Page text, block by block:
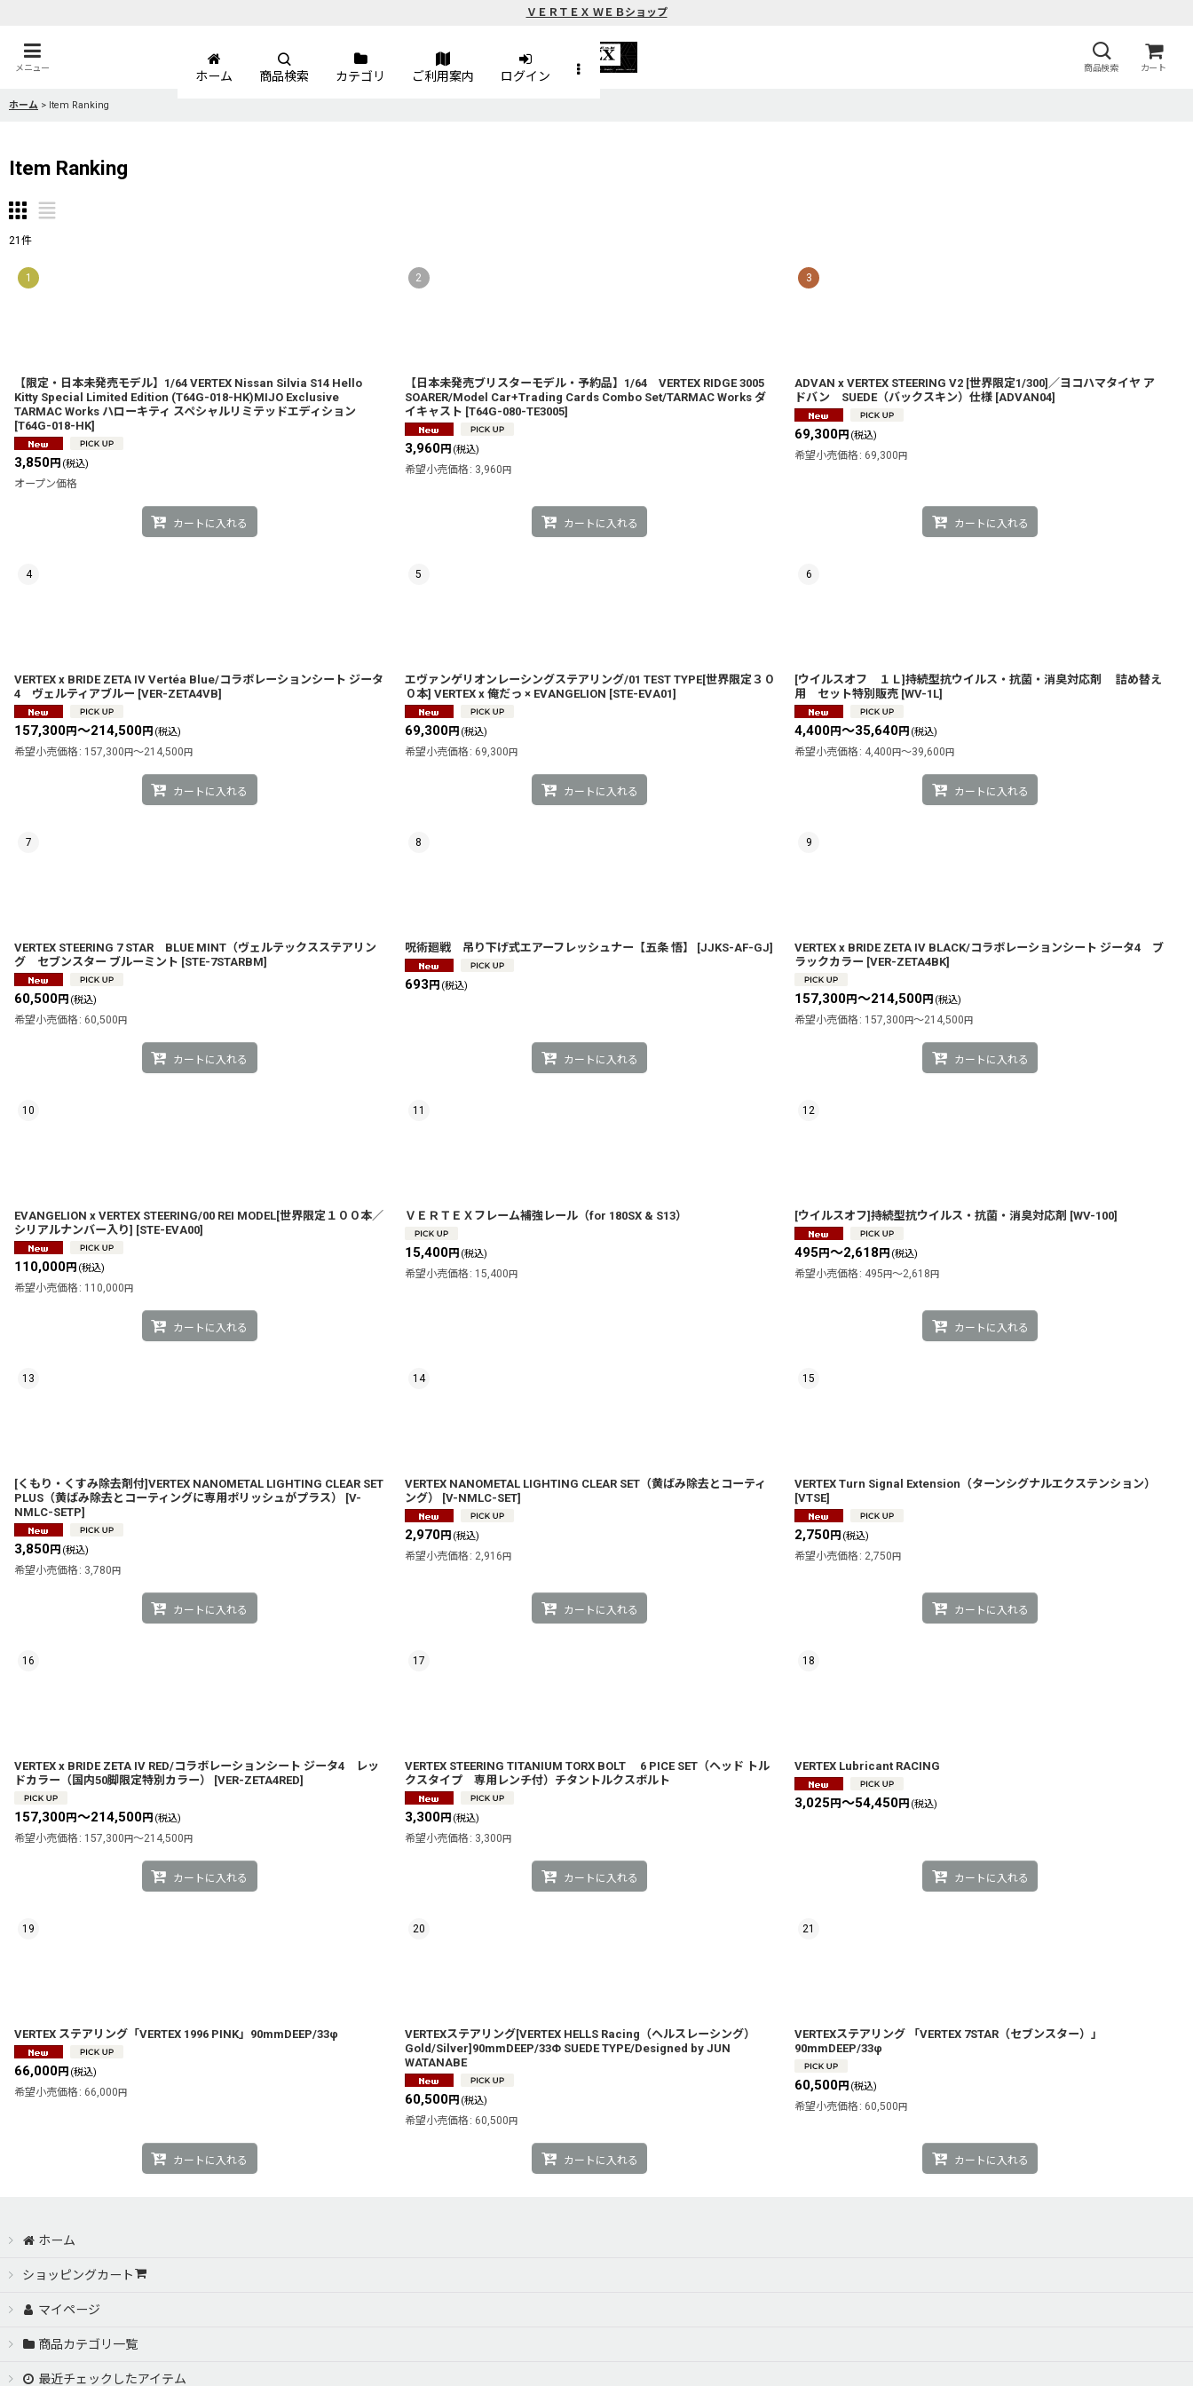
ＶＥＲＴＥＸ ＷＥＢショップ
メニュー 商品検索 カート
ホーム 商品検索 カテゴリ ご利用案内 ログイン
ホーム > Item Ranking
Item Ranking
21 件
1
【限定・日本未発売モデル】1/64 VERTEX Nissan Silvia S14 Hello
Kitty Special Limited Edition (T64G-018-HK)MIJO Exclusive
TARMAC Works ハローキティ スペシャルリミテッドエディション
[T64G-018-HK]
3,850円 (税込)
オープン価格
カートに入れる
2
【日本未発売ブリスターモデル・予約品】1/64 VERTEX RIDGE 3005
SOARER/Model Car+Trading Cards Combo Set/TARMAC Works ダ
イキャスト [T64G-080-TE3005]
3,960円 (税込)
希望小売価格 : 3,960円
カートに入れる
3
ADVAN x VERTEX STEERING V2 [世界限定1/300]／ヨコハマタイヤ ア
ドバン SUEDE（バックスキン）仕様 [ADVAN04]
69,300円 (税込)
希望小売価格 : 69,300円
カートに入れる
4
VERTEX x BRIDE ZETA IV Vertéa Blue/コラボレーションシート ジータ
4 ヴェルティアブルー [VER-ZETA4VB]
157,300円～214,500円 (税込)
希望小売価格 : 157,300 円～214,500 円
カートに入れる
5
エヴァンゲリオンレーシングステアリング/01 TEST TYPE[世界限定３０
０本] VERTEX x 俺だっ × EVANGELION [STE-EVA01]
69,300円 (税込)
希望小売価格 : 69,300 円
カートに入れる
6
[ウイルスオフ １Ｌ]持続型抗ウイルス・抗菌・消臭対応剤 詰め替え
用 セット特別販売 [WV-1L]
4,400円～35,640円 (税込)
希望小売価格 : 4,400円～39,600円
カートに入れる
7
VERTEX STEERING 7 STAR BLUE MINT（ヴェルテックスステアリン
グ セブンスター ブルーミント [STE-7STARBM]
60,500円 (税込)
希望小売価格 : 60,500 円
カートに入れる
8
呪術廻戦 吊り下げ式エアーフレッシュナー【五条 悟】 [JJKS-AF-GJ]
693 円 (税込)
カートに入れる
9
VERTEX x BRIDE ZETA IV BLACK/コラボレーションシート ジータ4 ブ
ラックカラー [VER-ZETA4BK]
157,300円～214,500円 (税込)
希望小売価格 : 157,300円～214,500円
カートに入れる
10
EVANGELION x VERTEX STEERING/00 REI MODEL[世界限定１００本／
シリアルナンバー入り] [STE-EVA00]
110,000円 (税込)
希望小売価格 : 110,000 円
カートに入れる
11
ＶＥＲＴＥＸフレーム補強レール（for 180SX & S13）
15,400円 (税込)
希望小売価格 : 15,400 円
12
[ウイルスオフ]持続型抗ウイルス・抗菌・消臭対応剤 [WV-100]
495 円～2,618 円 (税込)
希望小売価格 : 495円～2,618円
カートに入れる
13
[くもり・くすみ除去剤付]VERTEX NANOMETAL LIGHTING CLEAR SET
PLUS（黄ばみ除去とコーティングに専用ポリッシュがプラス）
[V-
NMLC-SETP]
3,850円 (税込)
希望小売価格 : 3,780 円
カートに入れる
14
VERTEX NANOMETAL LIGHTING CLEAR SET（黄ばみ除去とコーティ
ング）
[V-NMLC-SET]
2,970円 (税込)
希望小売価格 : 2,916 円
カートに入れる
15
VERTEX Turn Signal Extension（ターンシグナルエクステンション）
[VTSE]
2,750円 (税込)
希望小売価格 : 2,750円
カートに入れる
16
VERTEX x BRIDE ZETA IV RED/コラボレーションシート ジータ4 レッ
ドカラー（国内50脚限定特別カラー）
[VER-ZETA4RED]
157,300円～214,500円 (税込)
希望小売価格 : 157,300 円～214,500 円
カートに入れる
17
VERTEX STEERING TITANIUM TORX BOLT 6 PICE SET（ヘッド トル
クスタイプ 専用レンチ付）チタントルクスボルト
3,300円 (税込)
希望小売価格 : 3,300 円
カートに入れる
18
VERTEX Lubricant RACING
3,025 円～54,450円 (税込)
カートに入れる
19
VERTEX ステアリング「VERTEX 1996 PINK」90mmDEEP/33φ
66,000円 (税込)
希望小売価格 : 66,000 円
カートに入れる
20
VERTEXステアリング[VERTEX HELLS Racing（ヘルスレーシング）
Gold/Silver]90mmDEEP/33Φ SUEDE TYPE/Designed by JUN
WATANABE
60,500円 (税込)
希望小売価格 : 60,500 円
カートに入れる
21
VERTEXステアリング 「VERTEX 7STAR（セブンスター）」
90mmDEEP/33φ
60,500円 (税込)
希望小売価格 : 60,500円
カートに入れる
ホーム
ショッピングカート
マイページ
商品カテゴリ一覧
最近チェックしたアイテム